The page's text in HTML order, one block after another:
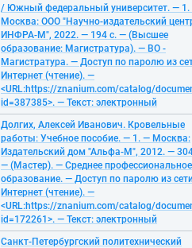
/ Южный федеральный университет. —
Москва: ООО "Научно-издательский
ИНФРА-М", 2022. — 194 с. — (Высшее
образование: Магистратура). — ВО -
Магистратура. — Доступ по паролю из
Интернет (чтение). —
<URL:https://znanium.com/catalog/
id=387385>. — Текст: электронный
Долгих, Алексей Иванович. Кровельные
работы: Учебное пособие. — 1. — Москва:
Издательский дом "Альфа-М", 2012. —
— (Мастер). — Среднее профессиональное
образование. — Доступ по паролю из
Интернет (чтение). —
<URL:https://znanium.com/catalog/
id=172261>. — Текст: электронный
Санкт-Петербургский политехнический